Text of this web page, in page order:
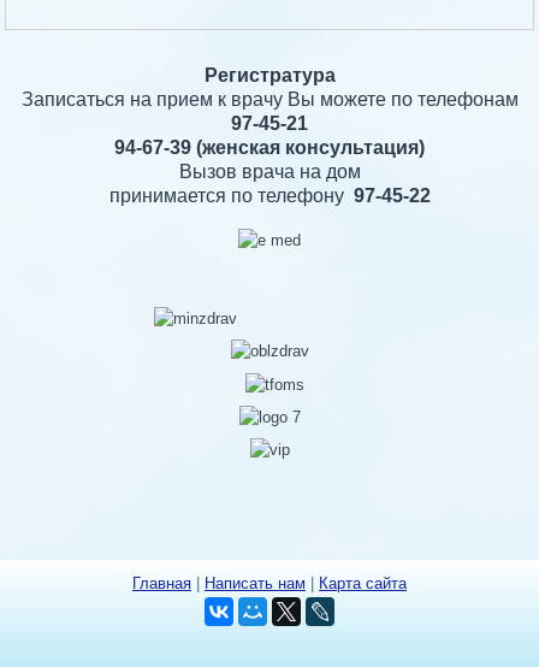
Регистратура
Записаться на прием к врачу Вы можете по телефонам
97-45-21
94-67-39 (женская консультация)
Вызов врача на дом
принимается по телефону 97-45-22
Главная Написать нам Карта сайта